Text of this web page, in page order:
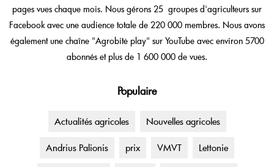
pages vues chaque mois. Nous gérons 25 groupes d'agriculteurs sur
Facebook avec une audience totale de 220 000 membres. Nous avons
également une chaîne "Agrobitė play" sur YouTube avec environ 5700
abonnés et plus de 1 600 000 de vues.
Populaire
Actualités agricoles Nouvelles agricoles
Andrius Palionis prix VMVT Lettonie